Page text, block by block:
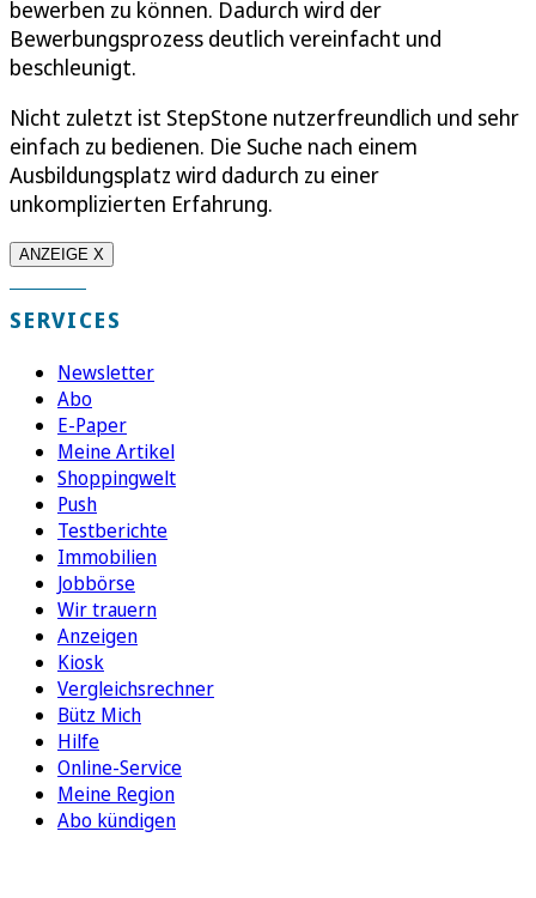
bewerben zu können. Dadurch wird der
Bewerbungsprozess deutlich vereinfacht und
beschleunigt.
Nicht zuletzt ist StepStone nutzerfreundlich und sehr
einfach zu bedienen. Die Suche nach einem
Ausbildungsplatz wird dadurch zu einer
unkomplizierten Erfahrung.
ANZEIGE X
SERVICES
Newsletter
Abo
E-Paper
Meine Artikel
Shoppingwelt
Push
Testberichte
Immobilien
Jobbörse
Wir trauern
Anzeigen
Kiosk
Vergleichsrechner
Bütz Mich
Hilfe
Online-Service
Meine Region
Abo kündigen